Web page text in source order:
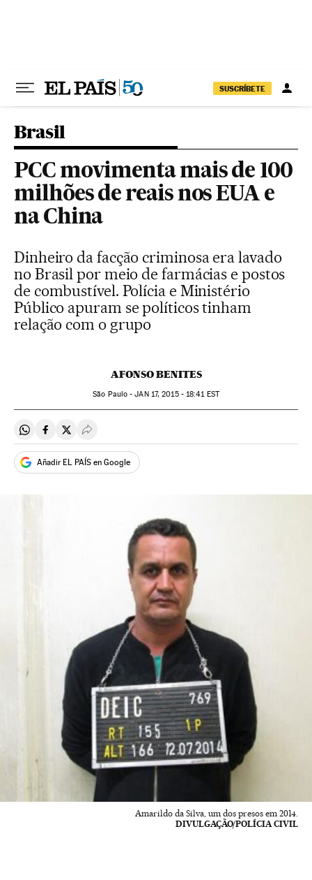
SUSCRÍBETE
Brasil
PCC movimenta mais de 100
milhões de reais nos EUA e
na China
Dinheiro da facção criminosa era lavado
no Brasil por meio de farmácias e postos
de combustível. Polícia e Ministério
Público apuram se políticos tinham
relação com o grupo
AFONSO BENITES
São Paulo -JAN17, 2015 - 18:41EST
Compartir en Whatsapp
Compartir en Facebook
Compartir en Twitter
Desplegar Redes Sociales
Añadir EL PAÍS en Google
Amarildo da Silva, um dos presos em 2014.
DIVULGAÇÃO/POLÍCIA CIVIL